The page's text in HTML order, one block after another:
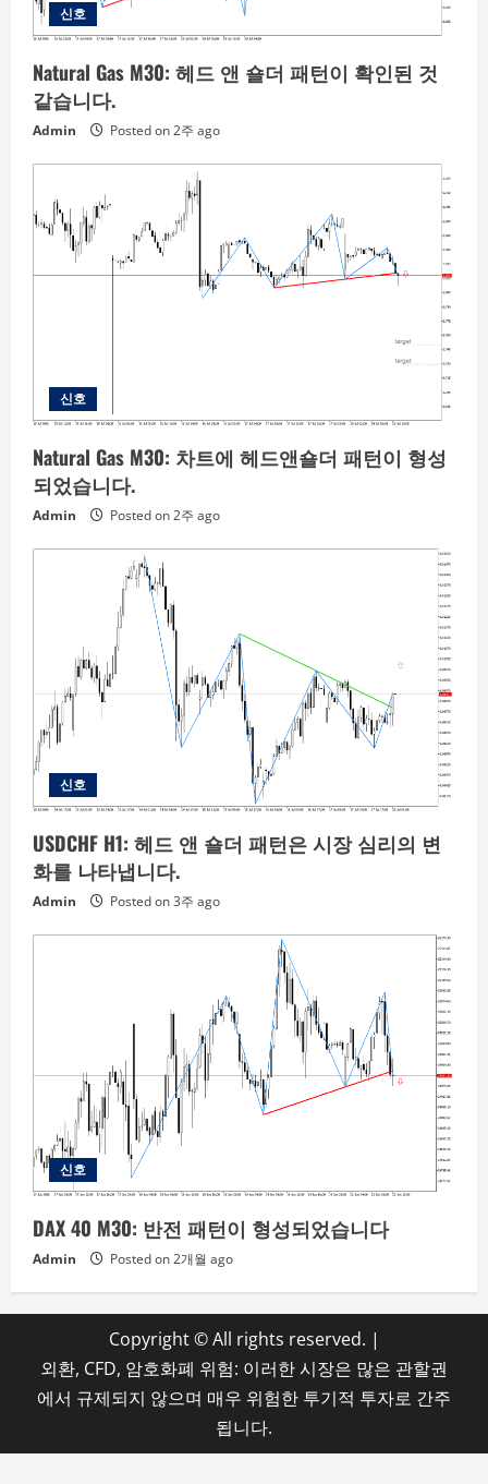
신호
Natural Gas M30: 헤드 앤 숄더 패턴이 확인된 것
같습니다.
Admin Posted on 2주 ago
신호
Natural Gas M30: 차트에 헤드앤숄더 패턴이 형성
되었습니다.
Admin Posted on 2주 ago
신호
USDCHF H1: 헤드 앤 숄더 패턴은 시장 심리의 변
화를 나타냅니다.
Admin Posted on 3주 ago
신호
DAX 40 M30: 반전 패턴이 형성되었습니다
Admin Posted on 2개월 ago
Copyright © All rights reserved. |
외환, CFD, 암호화폐 위험: 이러한 시장은 많은 관할권
에서 규제되지 않으며 매우 위험한 투기적 투자로 간주
됩니다.